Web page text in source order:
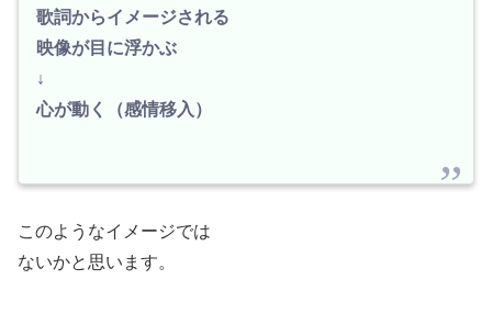
歌詞からイメージされる
映像が目に浮かぶ
↓
心が動く（感情移入）
このようなイメージでは
ないかと思います。